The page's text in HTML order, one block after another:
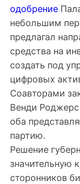
одобрение
небольшим
предлагал
средства на
создать под
цифровых
Соавторами
Венди
оба
партию.
Решение
значительную
сторонников